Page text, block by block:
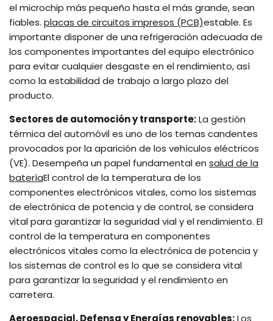
el microchip más pequeño hasta el más grande, sean
fiables. placas de circuitos impresos (PCB)estable. Es
importante disponer de una refrigeración adecuada de
los componentes importantes del equipo electrónico
para evitar cualquier desgaste en el rendimiento, así
como la estabilidad de trabajo a largo plazo del
producto.
Sectores de automoción y transporte:La gestión
térmica del automóvil es uno de los temas candentes
provocados por la aparición de los vehículos eléctricos
(VE). Desempeña un papel fundamental en salud de la
bateríaEl control de la temperatura de los
componentes electrónicos vitales, como los sistemas
de electrónica de potencia y de control, se considera
vital para garantizar la seguridad vial y el rendimiento. El
control de la temperatura en componentes
electrónicos vitales como la electrónica de potencia y
los sistemas de control es lo que se considera vital
para garantizar la seguridad y el rendimiento en
carretera.
Aeroespacial, Defensa y Energías renovables:Los